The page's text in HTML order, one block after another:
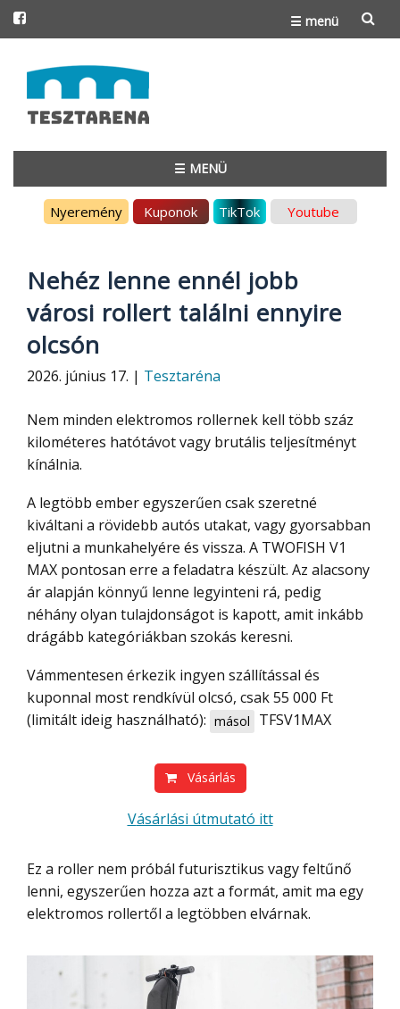
☰ menü
to
content
☰ MENÜ
Nyeremény Kuponok TikTok Youtube
Nehéz lenne ennél jobb
városi rollert találni ennyire
olcsón
2026. június 17. | Tesztaréna
Nem minden elektromos rollernek kell több száz
kilométeres hatótávot vagy brutális teljesítményt
kínálnia.
A legtöbb ember egyszerűen csak szeretné
kiváltani a rövidebb autós utakat, vagy gyorsabban
eljutni a munkahelyére és vissza. A TWOFISH V1
MAX pontosan erre a feladatra készült. Az alacsony
ár alapján könnyű lenne legyinteni rá, pedig
néhány olyan tulajdonságot is kapott, amit inkább
drágább kategóriákban szokás keresni.
Vámmentesen érkezik ingyen szállítással és
kuponnal most rendkívül olcsó, csak 55 000 Ft
(limitált ideig használható): másol TFSV1MAX
Vásárlás
Vásárlási útmutató itt
Ez a roller nem próbál futurisztikus vagy feltűnő
lenni, egyszerűen hozza azt a formát, amit ma egy
elektromos rollertől a legtöbben elvárnak.